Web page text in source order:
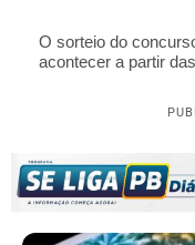
O sorteio do
acontecer a partir